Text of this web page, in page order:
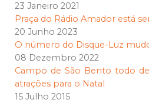
23 Janeiro 2021
Praça do Rádio Amador está
20 Junho 2023
O número do Disque-Luz
08 Dezembro 2022
Campo de São Bento todo
atrações para o Natal
15 Julho 2015